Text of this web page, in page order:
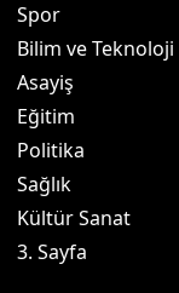
Spor
Bilim ve Teknoloji
Asayiş
Eğitim
Politika
Sağlık
Kültür Sanat
3. Sayfa